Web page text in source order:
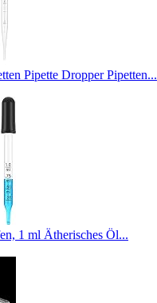
Pipette Dropper Pipetten...
1 ml Ätherisches Öl...